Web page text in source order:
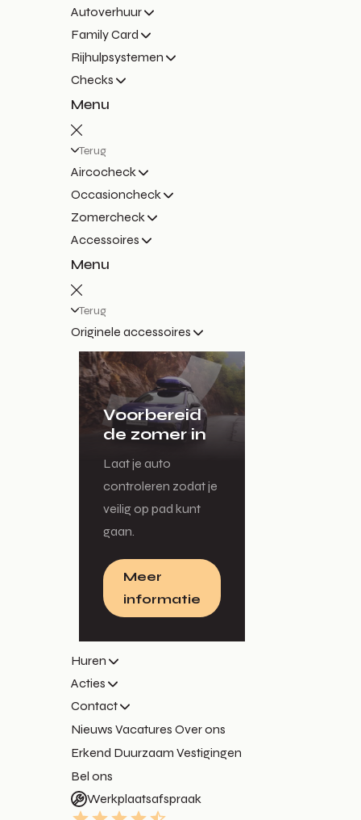
Autoverhuur
Family Card
Rijhulpsystemen
Checks
Menu
Terug
Aircocheck
Occasioncheck
Zomercheck
Accessoires
Menu
Terug
Originele accessoires
Voorbereid
de zomer in
Laat je auto
controleren zodat je
veilig op pad kunt
gaan.
Meer
informatie
Huren
Acties
Contact
Nieuws Vacatures Over ons
Erkend Duurzaam Vestigingen
Bel ons
Werkplaatsafspraak